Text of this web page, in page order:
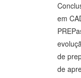
em
de
de